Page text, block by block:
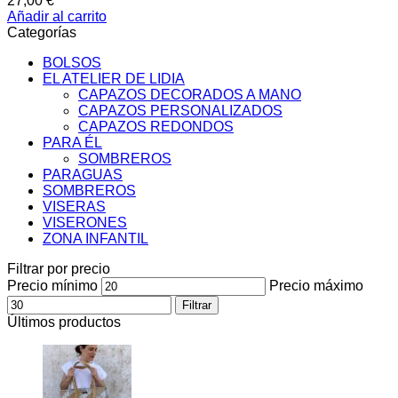
Añadir al carrito
Categorías
BOLSOS
EL ATELIER DE LIDIA
CAPAZOS DECORADOS A MANO
CAPAZOS PERSONALIZADOS
CAPAZOS REDONDOS
PARA ÉL
SOMBREROS
PARAGUAS
SOMBREROS
VISERAS
VISERONES
ZONA INFANTIL
Filtrar por precio
Precio mínimo
Precio máximo
Filtrar
Últimos productos